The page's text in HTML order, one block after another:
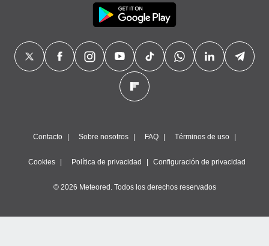
Contacto Sobre nosotros FAQ Términos de uso
Cookies Política de privacidad Configuración de privacidad
© 2026 Meteored. Todos los derechos reservados